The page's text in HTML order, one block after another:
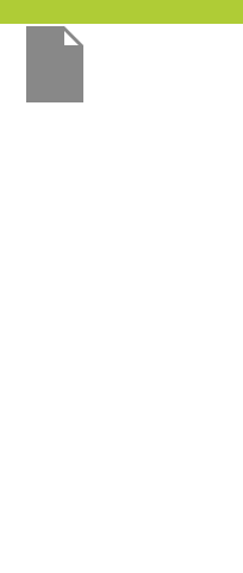
Перейти
содержимому